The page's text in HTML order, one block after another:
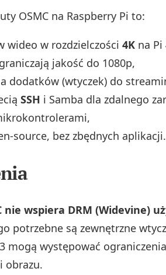
OSMC na Raspberry Pi to:
wideo w rozdzielczości 4K na
jakość do 1080p,
dodatków (wtyczek) do
SSH i Samba dla zdalnego
bez zbędnych aplikacji.
nie wspiera DRM (Widevine)
potrzebne są zewnętrzne
mogą występować
obrazu.